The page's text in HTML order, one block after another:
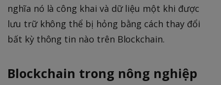
nghĩa nó là công khai và dữ liệu một khi được
lưu trữ không thể bị hỏng bằng cách thay đổi
bất kỳ thông tin nào trên Blockchain.
Blockchain trong nông nghiệp